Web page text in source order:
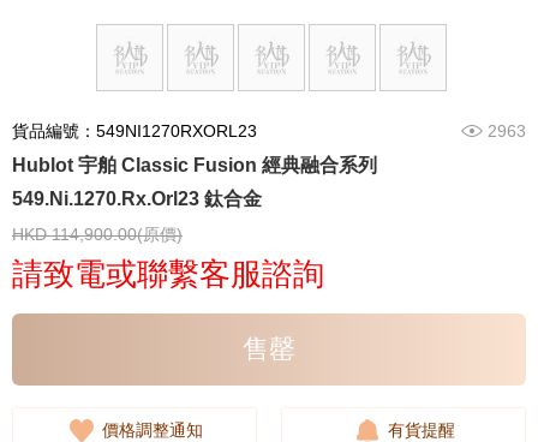
貨品編號：549NI1270RXORL23 2963
Hublot 宇舶 Classic Fusion 經典融合系列
549.Ni.1270.Rx.Orl23 鈦合金
HKD 114,900.00(原價)
請致電或聯繫客服諮詢
售罄
價格調整通知 有貨提醒